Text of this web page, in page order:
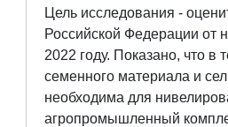
Цель исследования -
Российской Федерации от
2022 году. Показано, что в
семенного материала и
необходима для
агропромышленный